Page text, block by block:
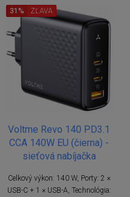
Voltme Revo 140 PD3.1
CCA 140W EU (čierna) -
sieťová nabíjačka
Celkový výkon: 140 W, Porty: 2 ×
USB-C + 1 × USB-A, Technológia:
31% ZĽAVA